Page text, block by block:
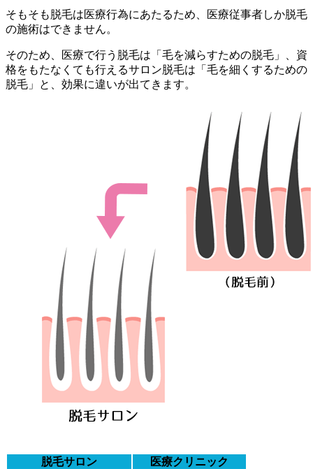
そもそも脱毛は医療行為にあたるため、医療従事者しか脱毛
の施術はできません。
そのため、医療で行う脱毛は 「毛を減らすための脱毛」
、資
格をもたなくても行えるサロン脱毛は 「毛を細くするための
脱毛」
と、効果に違いが出てきます。
脱毛サロン
医療クリニック